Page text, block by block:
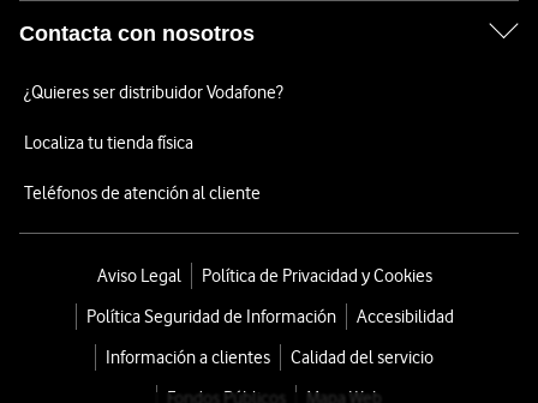
Contacta con nosotros
¿Quieres ser distribuidor Vodafone?
Localiza tu tienda física
Teléfonos de atención al cliente
Aviso Legal
Política de Privacidad y Cookies
Política Seguridad de Información
Accesibilidad
Información a clientes
Calidad del servicio
Fondos Públicos
Mapa Web